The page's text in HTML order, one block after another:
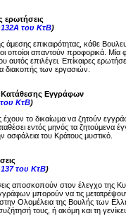
ερωτήσεις
του ΚτΒ)
άμεσης επικαιρότητας, κάθε
οποίοι απαντούν προφορικά. Μία
αυτός επιλέγει. Επίκαιρες
διακοπής των εργασιών.
Κατάθεσης Εγγράφων
ΚτΒ)
έχουν το δικαίωμα να ζητούν
εντός μηνός τα
ασφάλεια του Κράτους μυστικό.
του ΚτΒ)
αποσκοπούν στον έλεγχο της
μπορούν να τις
στην Ολομέλεια της Βουλής των
τους, ή ακόμη και τη